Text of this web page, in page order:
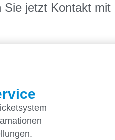
jetzt Kontakt mit